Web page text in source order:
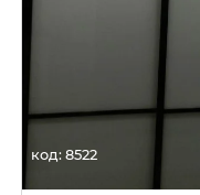
код: 8522